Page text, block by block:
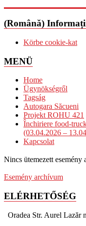
(Română)
Körbe cookie-kat
MENÜ
Home
Ügynökségről
Tagság
Autogara Săcueni
Projekt ROHU 421
Închiriere food-
(03.04.2026 –
Kapcsolat
Nincs ütemezett esemény
Esemény archívum
ELÉRHETŐSÉG
Oradea Str. Aurel Lazăr